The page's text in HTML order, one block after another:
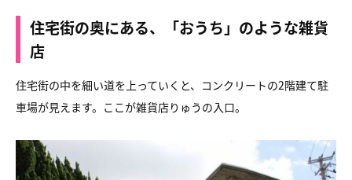
住宅街の奥にある、「おうち」のような雑貨
店
住宅街の中を細い道を上っていくと、コンクリートの2階建て駐
車場が見えます。ここが雑貨店りゅうの入口。